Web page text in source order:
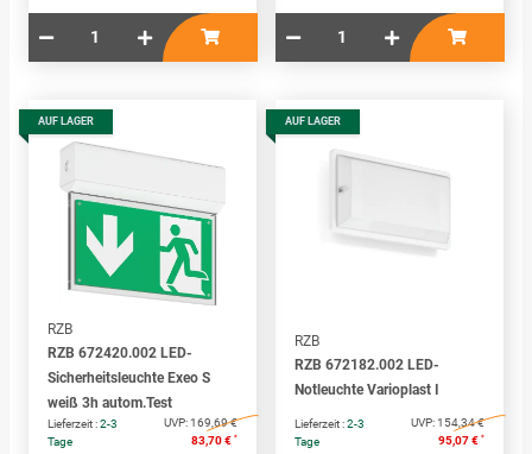
AUF LAGER
RZB
RZB 672420.002 LED-
Sicherheitsleuchte Exeo S
weiß 3h autom.Test
Lieferzeit :2-3
Tage
UVP:169,69 €
83,70 € *
AUF LAGER
RZB
RZB 672182.002 LED-
Notleuchte Varioplast I
Lieferzeit :2-3
Tage
UVP:154,34 €
95,07 € *